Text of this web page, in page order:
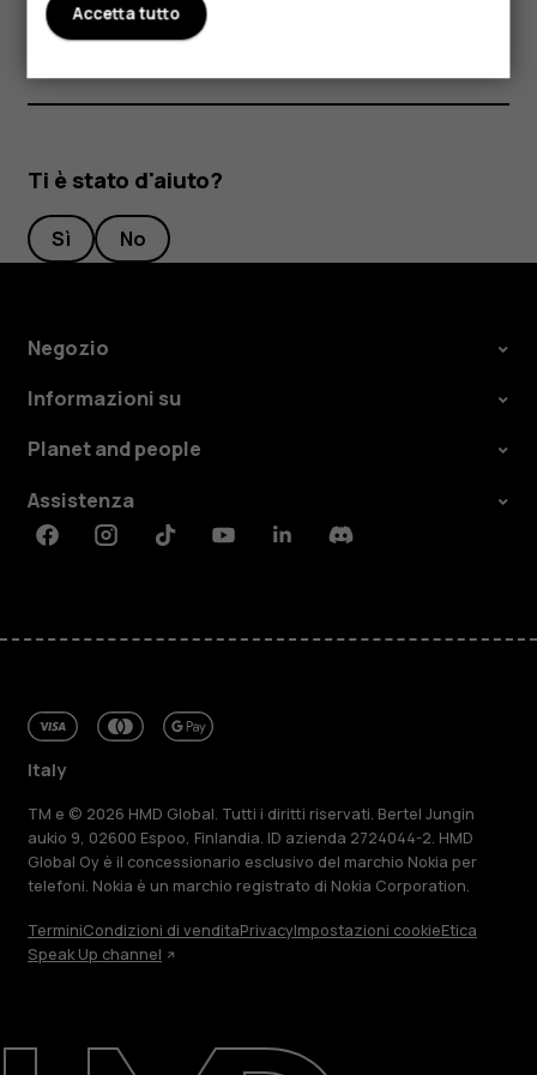
Ripara, riutilizza, ricicla
ToccareMusica,Film o
Ti è stato d'aiuto?
Sì No
Negozio
Informazioni su
Planet and people
Assistenza
FacebookInstagramTiktokYoutubeLinkedinDiscord
Italy
TM e © 2026 HMD Global. Tutti i diritti riservati. Bertel Jungin
aukio 9, 02600 Espoo, Finlandia. ID azienda 2724044-2. HMD
Global Oy è il concessionario esclusivo del marchio Nokia per
telefoni. Nokia è un marchio registrato di Nokia Corporation.
TerminiCondizioni di venditaPrivacyImpostazioni cookieEtica
Speak Up channel
Accetta tutto